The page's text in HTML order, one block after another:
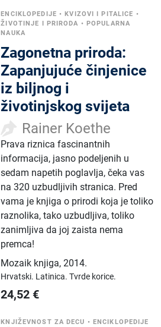
ENCIKLOPEDIJE • KVIZOVI I PITALICE •
ŽIVOTINJE I PRIRODA • POPULARNA
NAUKA
Zagonetna priroda:
Zapanjujuće činjenice
iz biljnog i
životinjskog svijeta
Rainer Koethe
Prava riznica fascinantnih
informacija, jasno podeljenih u
sedam napetih poglavlja, čeka vas
na 320 uzbudljivih stranica. Pred
vama je knjiga o prirodi koja je toliko
raznolika, tako uzbudljiva, toliko
zanimljiva da joj zaista nema
premca!
Mozaik knjiga,2014.
Hrvatski. Latinica.Tvrde korice.
24,52 €
KNJIŽEVNOST ZA DECU • ENCIKLOPEDIJE